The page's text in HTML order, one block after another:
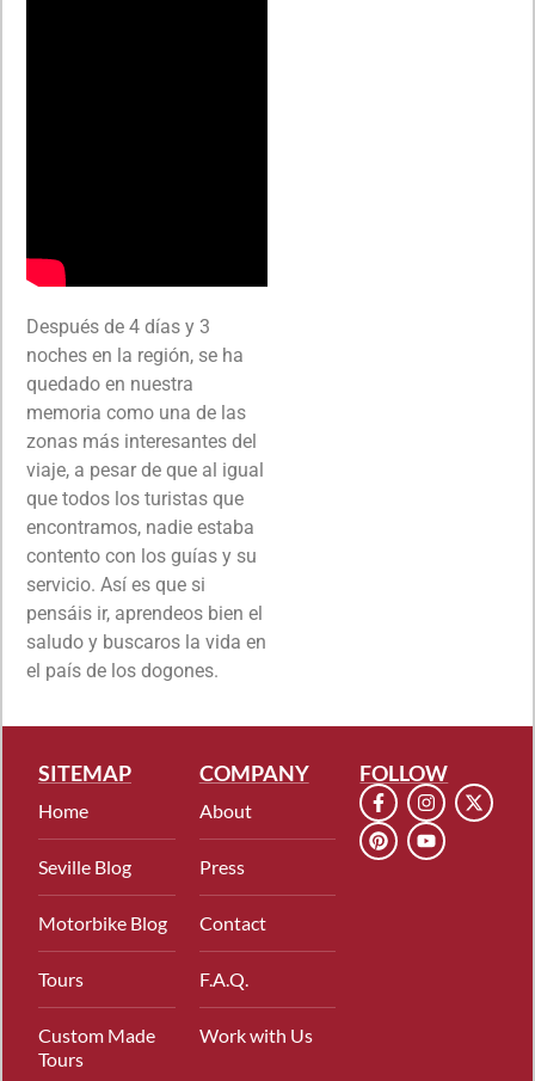
Después de 4 días y 3
noches en la región, se ha
quedado en nuestra
memoria como una de las
zonas más interesantes del
viaje, a pesar de que al igual
que todos los turistas que
encontramos, nadie estaba
contento con los guías y su
servicio. Así es que si
pensáis ir, aprendeos bien el
saludo y buscaros la vida en
el país de los dogones.
SITEMAP
Home
Seville Blog
Motorbike Blog
Tours
Custom Made
Tours
COMPANY
About
Press
Contact
F.A.Q.
Work with Us
FOLLOW